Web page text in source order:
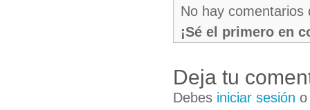
No hay comentarios
¡Sé el primero en
Deja tu
Debes iniciar sesión